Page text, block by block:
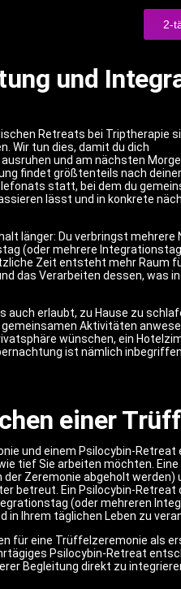
2-
und
Retreats bei Triptherapie
Wir tun dies, damit du dich
und am nächsten
findet größtenteils nach deiner
statt, bei dem du
lässt und in konkrete
länger: Du verbringst mehrere
(oder mehrere
Zeit entsteht mehr Raum
das Verarbeiten dessen, was
auch erlaubt, zu Hause zu
Aktivitäten
wünschen, ein
ist nämlich
einer
und einem Psilocybin-
tief Sie arbeiten möchten.
Zeremonie abgeholt
betreut. Ein Psilocybin-
(oder mehreren
in Ihrem täglichen Leben zu
für eine Trüffelzeremonie als
Psilocybin-Retreat
Begleitung direkt zu